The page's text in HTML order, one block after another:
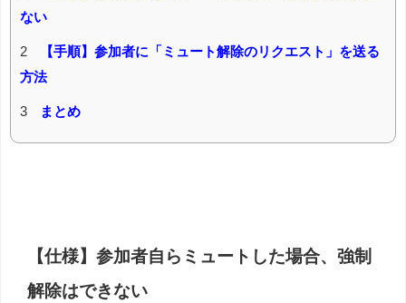
ない
2
【手順】参加者に「ミュート解除のリクエスト」を送る
方法
3 まとめ
【仕様】参加者自らミュートした場合、強制
解除はできない